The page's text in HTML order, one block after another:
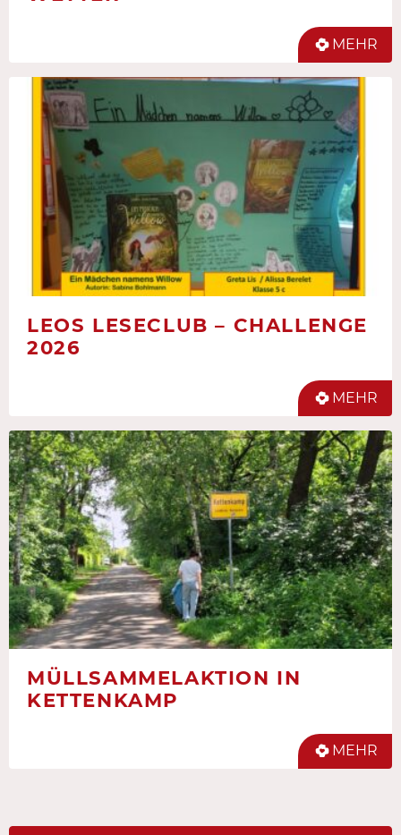
MEHR
LEOS LESECLUB – CHALLENGE
2026
MEHR
MÜLLSAMMELAKTION IN
KETTENKAMP
MEHR